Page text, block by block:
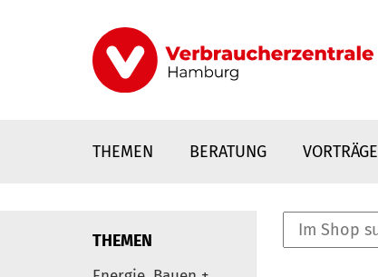
THEMEN BERATUNG VORTRÄGE
THEMEN